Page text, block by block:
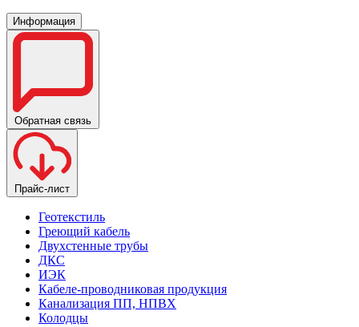
Информация
Обратная связь
Прайс-лист
Геотекстиль
Греющий кабель
Двухстенные трубы
ДКС
ИЭК
Кабеле-проводниковая продукция
Канализация ПП, НПВХ
Колодцы